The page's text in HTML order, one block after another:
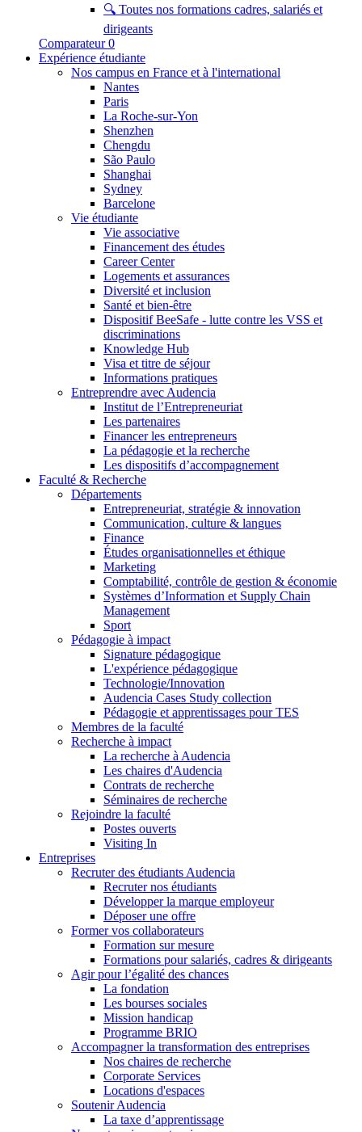
🔍 Toutes nos formations cadres, salariés et
dirigeants
Comparateur 0
Expérience étudiante
Nos campus en France et à l'international
Nantes
Paris
La Roche-sur-Yon
Shenzhen
Chengdu
São Paulo
Shanghai
Sydney
Barcelone
Vie étudiante
Vie associative
Financement des études
Career Center
Logements et assurances
Diversité et inclusion
Santé et bien-être
Dispositif BeeSafe - lutte contre les VSS et
discriminations
Knowledge Hub
Visa et titre de séjour
Informations pratiques
Entreprendre avec Audencia
Institut de l’Entrepreneuriat
Les partenaires
Financer les entrepreneurs
La pédagogie et la recherche
Les dispositifs d’accompagnement
Faculté & Recherche
Départements
Entrepreneuriat, stratégie & innovation
Communication, culture & langues
Finance
Études organisationnelles et éthique
Marketing
Comptabilité, contrôle de gestion & économie
Systèmes d’Information et Supply Chain
Management
Sport
Pédagogie à impact
Signature pédagogique
L'expérience pédagogique
Technologie/Innovation
Audencia Cases Study collection
Pédagogie et apprentissages pour TES
Membres de la faculté
Recherche à impact
La recherche à Audencia
Les chaires d'Audencia
Contrats de recherche
Séminaires de recherche
Rejoindre la faculté
Postes ouverts
Visiting In
Entreprises
Recruter des étudiants Audencia
Recruter nos étudiants
Développer la marque employeur
Déposer une offre
Former vos collaborateurs
Formation sur mesure
Formations pour salariés, cadres & dirigeants
Agir pour l’égalité des chances
La fondation
Les bourses sociales
Mission handicap
Programme BRIO
Accompagner la transformation des entreprises
Nos chaires de recherche
Corporate Services
Locations d'espaces
Soutenir Audencia
La taxe d’apprentissage